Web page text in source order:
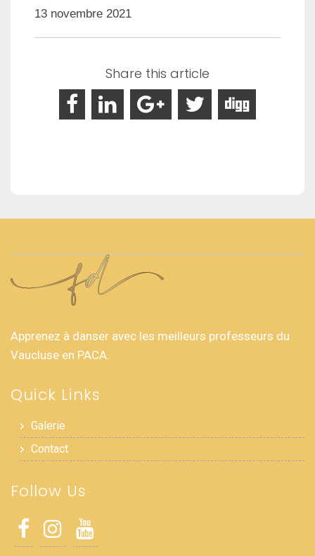
13 novembre 2021
Share this article
Apprenez à danser avec les meilleurs professeurs du
Vaucluse en PACA.
Quick Links
Galerie
Contact
Follow Us